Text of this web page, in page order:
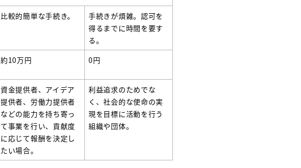
比較的簡単な手続き。
手続きが煩雑。認可を
得るまでに時間を要す
る。
約10万円 0円
資金提供者、アイデア
提供者、労働力提供者
などの能力を持ち寄っ
て事業を行い、貢献度
に応じて報酬を決定し
たい場合。
利益追求のためでな
く、社会的な使命の実
現を目標に活動を行う
組織や団体。